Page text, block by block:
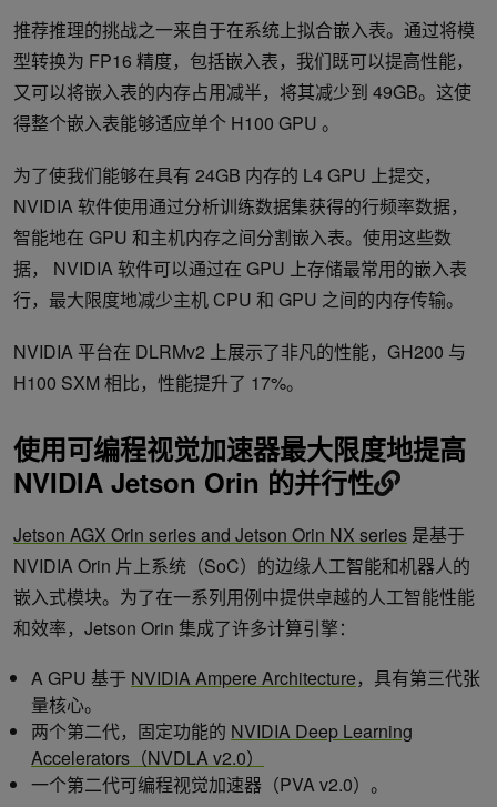
推荐推理的挑战之一来自于在系统上拟合嵌入表。通过将模
型转换为 FP16 精度，包括嵌入表，我们既可以提高性能，
又可以将嵌入表的内存占用减半，将其减少到 49GB。这使
得整个嵌入表能够适应单个 H100 GPU 。
为了使我们能够在具有 24GB 内存的 L4 GPU 上提交，
NVIDIA 软件使用通过分析训练数据集获得的行频率数据，
智能地在 GPU 和主机内存之间分割嵌入表。使用这些数
据， NVIDIA 软件可以通过在 GPU 上存储最常用的嵌入表
行，最大限度地减少主机 CPU 和 GPU 之间的内存传输。
NVIDIA 平台在 DLRMv2 上展示了非凡的性能，GH200 与
H100 SXM 相比，性能提升了 17%。
使用可编程视觉加速器最大限度地提高
NVIDIA Jetson Orin 的并行性
Jetson AGX Orin series and Jetson Orin NX series 是基于
NVIDIA Orin 片上系统（SoC）的边缘人工智能和机器人的
嵌入式模块。为了在一系列用例中提供卓越的人工智能性能
和效率，Jetson Orin 集成了许多计算引擎：
A GPU 基于 NVIDIA Ampere Architecture，具有第三代张
量核心。
两个第二代，固定功能的 NVIDIA Deep Learning
Accelerators（NVDLA v2.0）
一个第二代可编程视觉加速器（PVA v2.0）。